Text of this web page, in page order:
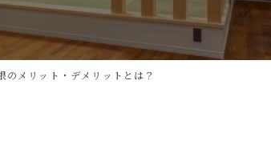
のメリット・デメリットとは？